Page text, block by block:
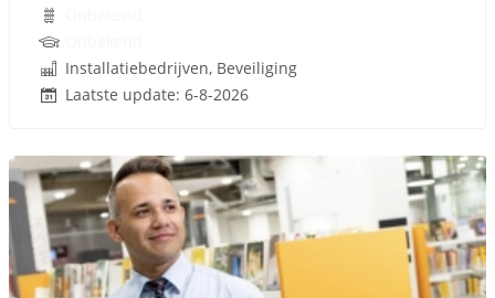
Installatiebedrijven, Beveiliging
Laatste update: 6-8-2026